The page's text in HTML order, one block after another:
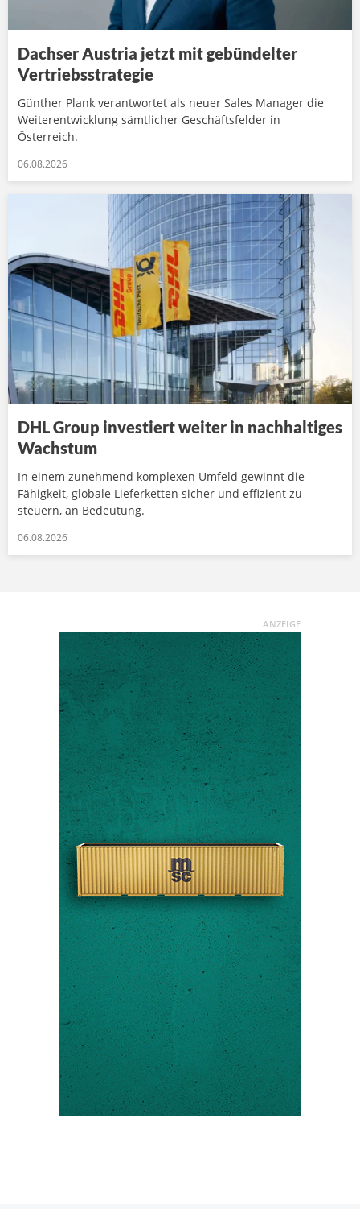
Dachser Austria jetzt mit gebündelter
Vertriebsstrategie
Günther Plank verantwortet als neuer Sales Manager die
Weiterentwicklung sämtlicher Geschäftsfelder in
Österreich.
06.08.2026
DHL Group investiert weiter in nachhaltiges
Wachstum
In einem zunehmend komplexen Umfeld gewinnt die
Fähigkeit, globale Lieferketten sicher und effizient zu
steuern, an Bedeutung.
06.08.2026
ANZEIGE